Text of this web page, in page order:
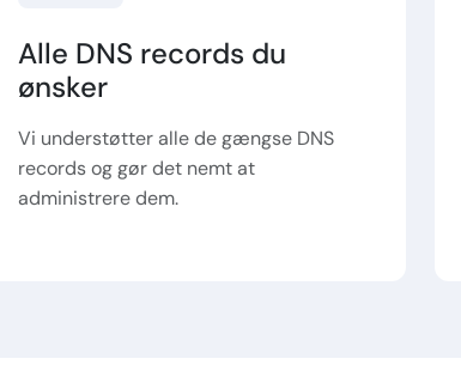
Alle DNS records du
ønsker
Vi understøtter alle de gængse DNS
records og gør det nemt at
administrere dem.